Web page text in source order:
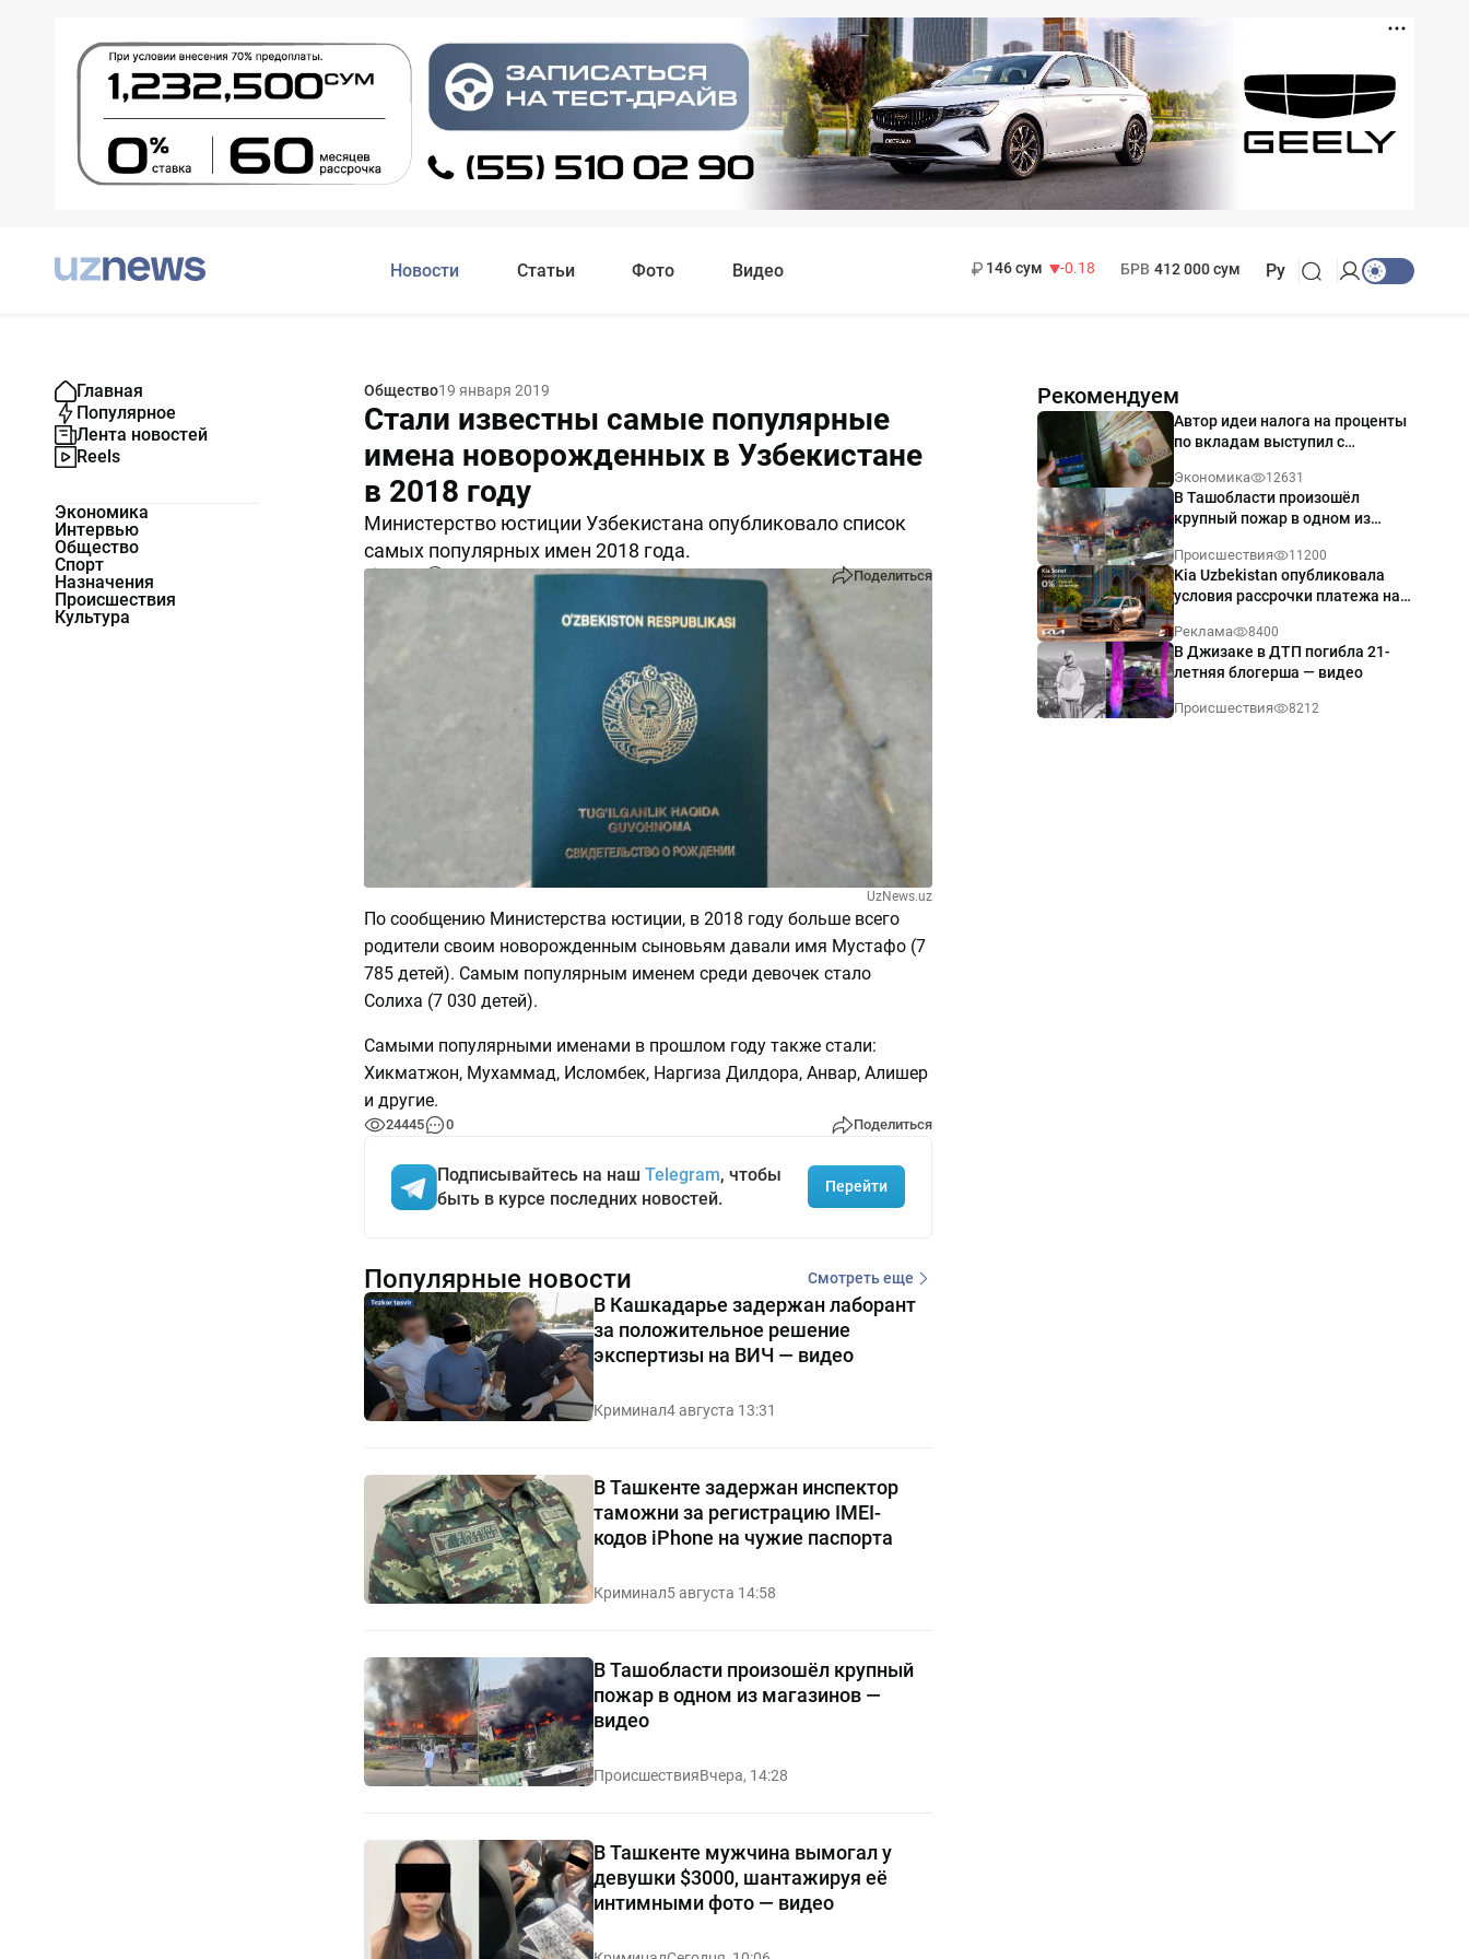
Новости Статьи Фото Видео
146 сум
-0.18
БРВ 412 000 сум Ру
Главная
Популярное
Лента новостей
Reels
Экономика
Интервью
Общество
Спорт
Назначения
Происшествия
Культура
Общество19 января 2019
Стали известны самые популярные
имена новорожденных в Узбекистане
в 2018 году
Министерство юстиции Узбекистана опубликовало список
самых популярных имен 2018 года.
Поделиться
UzNews.uz
По сообщению Министерства юстиции, в 2018 году больше всего
родители своим новорожденным сыновьям давали имя Мустафо (7
785 детей). Самым популярным именем среди девочек стало
Солиха (7 030 детей).
Самыми популярными именами в прошлом году также стали:
Хикматжон, Мухаммад, Исломбек, Наргиза Дилдора, Анвар, Алишер
и другие.
24445 0 Поделиться
Подписывайтесь на наш Telegram, чтобы
быть в курсе последних новостей.
Перейти
Рекомендуем
Автор идеи налога на проценты
по вкладам выступил с
Экономика 12631
В Ташобласти произошёл
крупный пожар в одном из
Происшествия 11200
Kia Uzbekistan опубликовала
условия рассрочки платежа на
годовых
Реклама 8400
В Джизаке в ДТП погибла 21-
летняя блогерша — видео
Происшествия 8212
Популярные новости Смотреть еще
В Кашкадарье задержан лаборант
за положительное решение
экспертизы на ВИЧ — видео
Криминал4 августа 13:31
В Ташкенте задержан инспектор
таможни за регистрацию IMEI-
кодов iPhone на чужие паспорта
Криминал5 августа 14:58
В Ташобласти произошёл крупный
пожар в одном из магазинов —
видео
ПроисшествияВчера, 14:28
В Ташкенте мужчина вымогал у
девушки $3000, шантажируя её
интимными фото — видео